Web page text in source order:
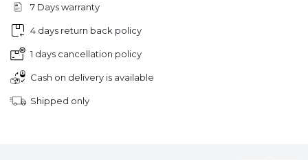
7 Days warranty
4 days return back policy
1 days cancellation policy
Cash on delivery is available
Shipped only